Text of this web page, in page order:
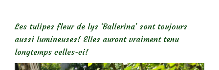
Les tulipes fleur de lys ‘Ballerina’ sont toujours
aussi lumineuses! Elles auront vraiment tenu
longtemps celles-ci!